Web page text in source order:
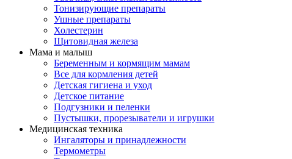
Тонизирующие препараты
Ушные препараты
Холестерин
Щитовидная железа
Мама и малыш
Беременным и кормящим мамам
Все для кормления детей
Детская гигиена и уход
Детское питание
Подгузники и пеленки
Пустышки, прорезыватели и игрушки
Медицинская техника
Ингаляторы и принадлежности
Термометры